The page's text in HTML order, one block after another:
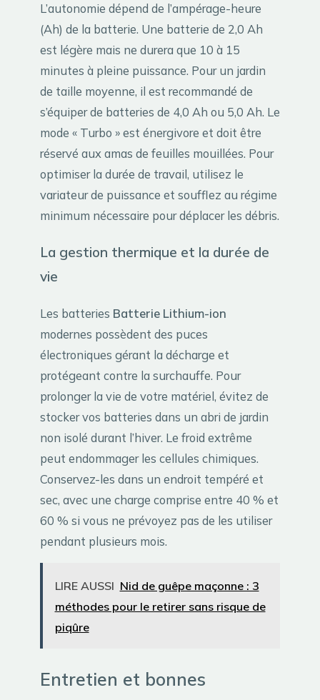
L’autonomie dépend de l’ampérage-heure
(Ah) de la batterie. Une batterie de 2,0 Ah
est légère mais ne durera que 10 à 15
minutes à pleine puissance. Pour un jardin
de taille moyenne, il est recommandé de
s’équiper de batteries de 4,0 Ah ou 5,0 Ah. Le
mode « Turbo » est énergivore et doit être
réservé aux amas de feuilles mouillées. Pour
optimiser la durée de travail, utilisez le
variateur de puissance et soufflez au régime
minimum nécessaire pour déplacer les débris.
La gestion thermique et la durée de
vie
Les batteries Batterie Lithium-ion
modernes possèdent des puces
électroniques gérant la décharge et
protégeant contre la surchauffe. Pour
prolonger la vie de votre matériel, évitez de
stocker vos batteries dans un abri de jardin
non isolé durant l’hiver. Le froid extrême
peut endommager les cellules chimiques.
Conservez-les dans un endroit tempéré et
sec, avec une charge comprise entre 40 % et
60 % si vous ne prévoyez pas de les utiliser
pendant plusieurs mois.
LIRE AUSSI Nid de guêpe maçonne : 3
méthodes pour le retirer sans risque de
piqûre
Entretien et bonnes